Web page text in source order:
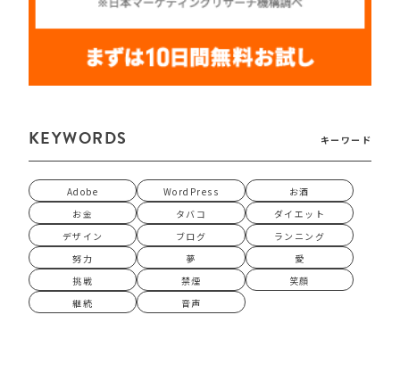
KEYWORDS キーワード
Adobe WordPress
お酒
お金
タバコ
ダイエット
デザイン
ブログ
ランニング
努力
夢
愛
挑戦
禁煙
笑顔
継続
音声